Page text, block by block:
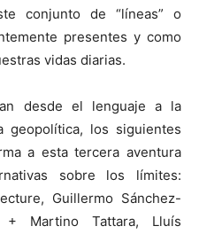
conjunto de “líneas” o
presentes y como
vidas diarias.
desde el lenguaje a la
geopolítica, los siguientes
a esta tercera aventura
sobre los límites:
Guillermo Sánchez-
+ Martino Tattara, Lluís